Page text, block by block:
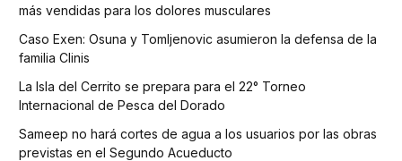
más vendidas para los dolores musculares
Caso Exen: Osuna y Tomljenovic asumieron la defensa de la
familia Clinis
La Isla del Cerrito se prepara para el 22° Torneo
Internacional de Pesca del Dorado
Sameep no hará cortes de agua a los usuarios por las obras
previstas en el Segundo Acueducto